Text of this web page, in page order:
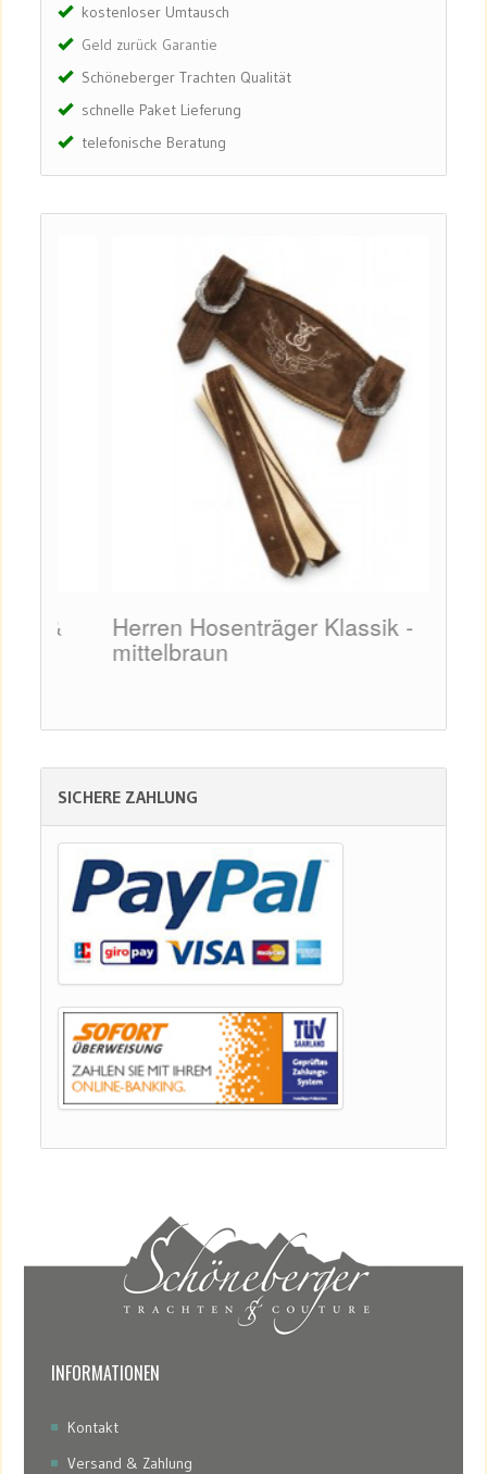
kostenloser Umtausch
Geld zurück Garantie
Schöneberger Trachten Qualität
schnelle Paket Lieferung
telefonische Beratung
Herren Hosenträger Klassik -
mittelbraun
SICHERE ZAHLUNG
INFORMATIONEN
Kontakt
Versand & Zahlung